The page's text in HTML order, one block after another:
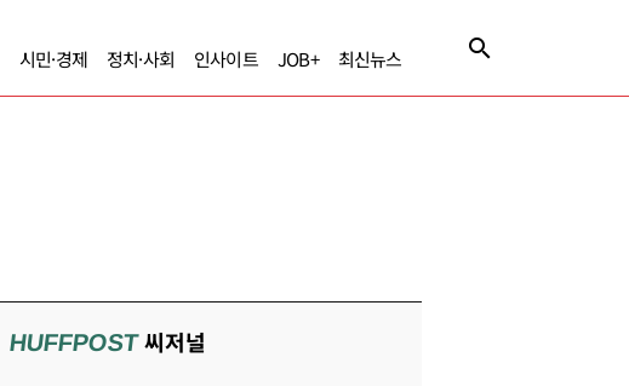
시민·경제 정치·사회 인사이트 JOB+ 최신뉴스
HUFFPOST씨저널